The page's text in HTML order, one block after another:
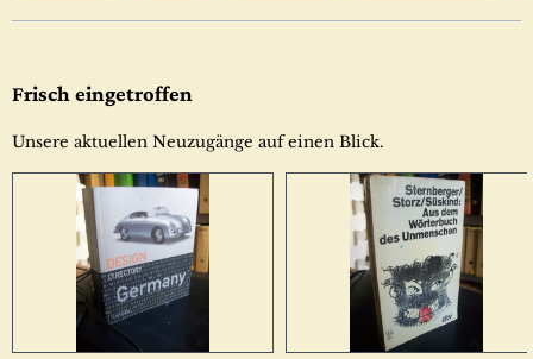
Frisch eingetroffen
Unsere aktuellen Neuzugänge auf einen Blick.